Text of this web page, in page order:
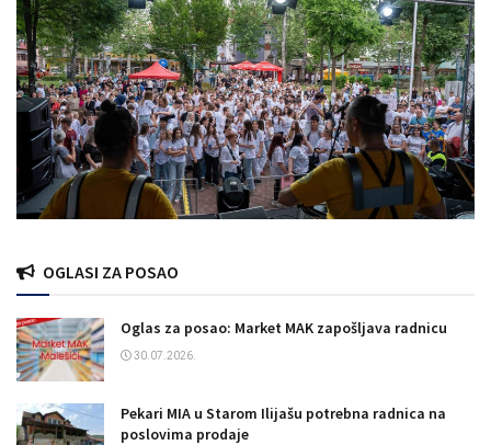
OGLASI ZA POSAO
Oglas za posao: Market MAK zapošljava radnicu
30.07.2026.
Pekari MIA u Starom Ilijašu potrebna radnica na
poslovima prodaje